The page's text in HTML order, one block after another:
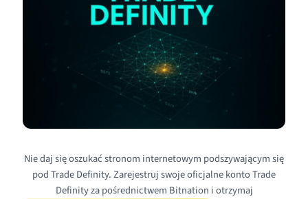
Nie daj się oszukać stronom internetowym podszywającym się
pod Trade Definity. Zarejestruj swoje oficjalne konto Trade
Definity za pośrednictwem Bitnation i otrzymaj